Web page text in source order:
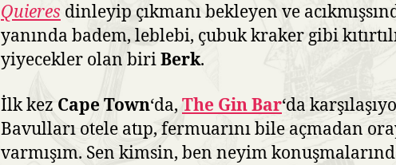
Quieres dinleyip çıkmanı bekleyen ve
yanında badem, leblebi, çubuk kraker gibi
yiyecekler olan biriBerk.
İlk kez Cape Town‘da, The Gin Bar‘da
Bavulları otele atıp, fermuarını bile açmadan
varmışım. Sen kimsin, ben neyim